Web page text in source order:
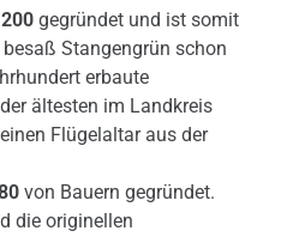
gegründet und ist somit
besaß Stangengrün schon
erbaute
ältesten im Landkreis
Flügelaltar aus der
von Bauern gegründet.
die originellen